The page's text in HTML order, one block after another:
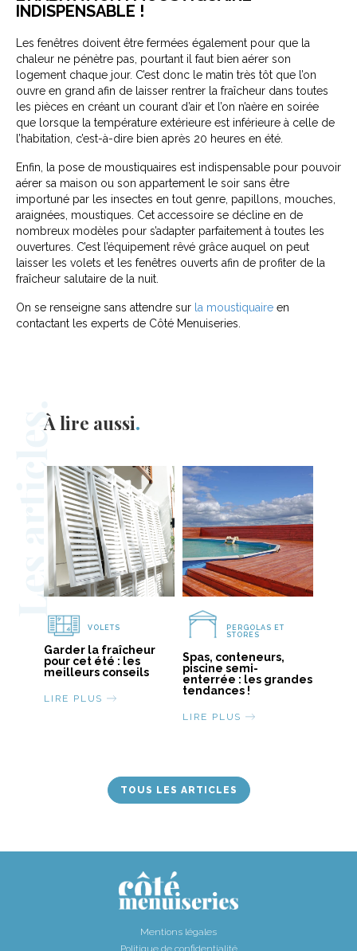
INDISPENSABLE !
Les fenêtres doivent être fermées également pour que la
chaleur ne pénètre pas, pourtant il faut bien aérer son
logement chaque jour. C’est donc le matin très tôt que l’on
ouvre en grand afin de laisser rentrer la fraîcheur dans toutes
les pièces en créant un courant d’air et l’on n’aère en soirée
que lorsque la température extérieure est inférieure à celle de
l’habitation, c’est-à-dire bien après 20 heures en été.
Enfin, la pose de moustiquaires est indispensable pour pouvoir
aérer sa maison ou son appartement le soir sans être
importuné par les insectes en tout genre, papillons, mouches,
araignées, moustiques. Cet accessoire se décline en de
nombreux modèles pour s’adapter parfaitement à toutes les
ouvertures. C’est l’équipement rêvé grâce auquel on peut
laisser les volets et les fenêtres ouverts afin de profiter de la
fraîcheur salutaire de la nuit.
On se renseigne sans attendre sur la moustiquaire en
contactant les experts de Côté Menuiseries.
À lire aussi
VOLETS
Garder la fraîcheur
pour cet été : les
meilleurs conseils
LIRE PLUS
PERGOLAS ET
STORES
Spas, conteneurs,
piscine semi-
enterrée : les grandes
tendances !
LIRE PLUS
TOUS LES ARTICLES
Mentions légales
Politique de confidentialité